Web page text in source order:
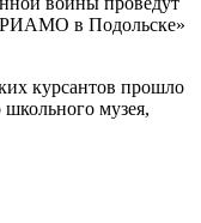
в Подольске»
курсантов прошло
музея,